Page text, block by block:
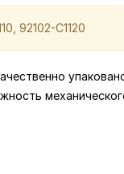
92102-C1120